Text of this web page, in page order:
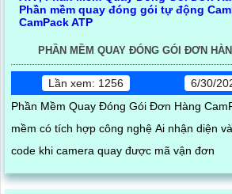
PHẦN MỀM QUAY ĐÓNG GÓI ĐƠN
Lần xem: 1256
6/30/
Phần Mềm Quay Đóng Gói Đơn Hàng
mềm có tích hợp công nghệ Ai nhận diện
code khi camera quay được mã vận đơn